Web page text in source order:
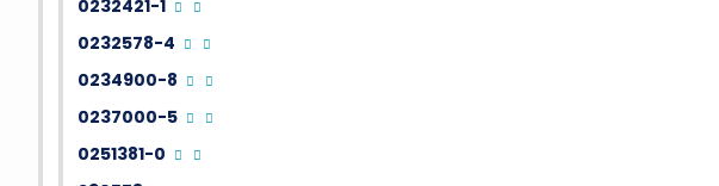
0232421-1
0232578-4
0234900-8
0237000-5
0251381-0